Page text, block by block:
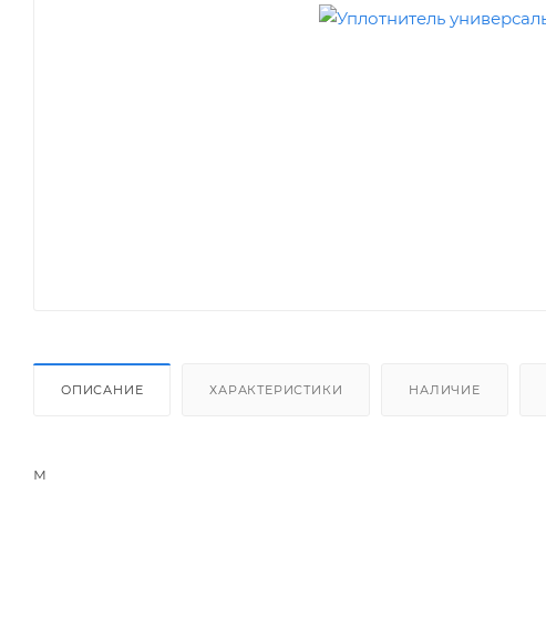
ОПИСАНИЕ ХАРАКТЕРИСТИКИ НАЛИЧИЕ
м